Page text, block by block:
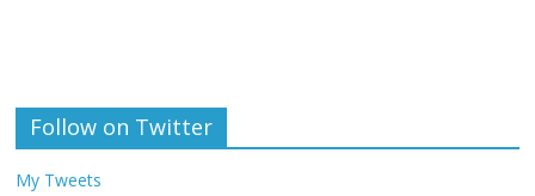
Follow on Twitter
My Tweets